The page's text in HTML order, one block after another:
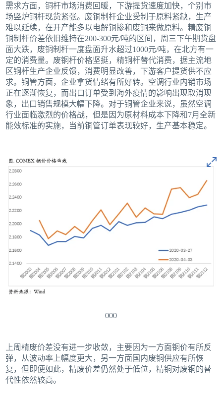
需求方面，铜杆市场消费回暖，下游提货速度加快，个别市
场竖炉铜杆现货紧张。废铜制杆企业受制于原料紧缺，生产
难以延续，在开产能多以电解铜掺和废铜来做原料。精废铜
铜制杆价差依旧维持在200-300元/吨的区间，周三下午期货盘
面大跌，废铜制杆一度盘面升水超过1000元/吨，在北方有一
定的消费量。废铜杆价格坚挺，精铜杆替代消费，据主流地
区铜杆生产企业反馈，消费明显改善，下游客户提货供不应
求。铜管方面，企业拿货情绪有所好转。空调行业内销市场
正在逐渐恢复，而出口订单受到海外疫情的影响出现取消现
象，出口销售规模大幅下降。对于铜管企业来说，虽然空调
行业面临激烈的价格战，但是因为原材料成本下降和7月全新
能效标准的实施，当前铜管订单表现较好，生产基本稳定。
000
上周精废价差没有进一步收敛，主要因为一方面铜价有所反
弹，从波动率上幅度更大，另一方面国内废铜供应有所恢
复，但即便如此，精废价差仍然处于低位，精铜对废铜的替
代性依然较高。